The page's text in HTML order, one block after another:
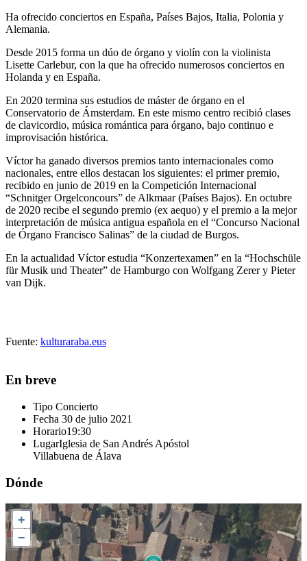
Ha ofrecido conciertos en España, Países Bajos, Italia, Polonia y
Alemania.
Desde 2015 forma un dúo de órgano y violín con la violinista
Lisette Carlebur, con la que ha ofrecido numerosos conciertos en
Holanda y en España.
En 2020 termina sus estudios de máster de órgano en el
Conservatorio de Ámsterdam. En este mismo centro recibió clases
de clavicordio, música romántica para órgano, bajo continuo e
improvisación histórica.
Víctor ha ganado diversos premios tanto internacionales como
nacionales, entre ellos destacan los siguientes: el primer premio,
recibido en junio de 2019 en la Competición Internacional
“Schnitger Orgelconcours” de Alkmaar (Países Bajos). En octubre
de 2020 recibe el segundo premio (ex aequo) y el premio a la mejor
interpretación de música antigua española en el “Concurso Nacional
de Órgano Francisco Salinas” de la ciudad de Burgos.
En la actualidad Víctor estudia “Konzertexamen” en la “Hochschüle
für Musik und Theater” de Hamburgo con Wolfgang Zerer y Pieter
van Dijk.
Fuente: kulturaraba.eus
En breve
Tipo Concierto
Fecha 30 de julio 2021
Horario19:30
LugarIglesia de San Andrés Apóstol
Villabuena de Álava
Dónde
+
−